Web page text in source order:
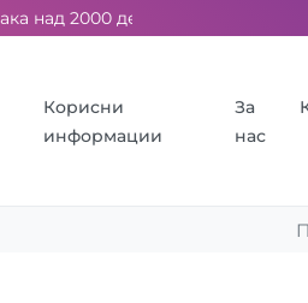
2000 ден. ››› 2% од секоја
Корисни
информации
За
нас